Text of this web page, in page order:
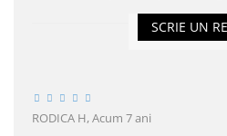
SCRIE UN
RODICA H,Acum 7 ani